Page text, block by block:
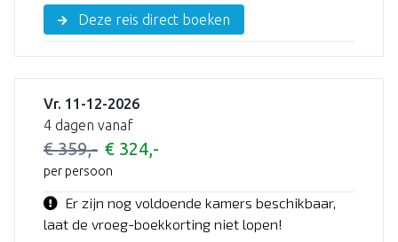
Deze reis direct boeken
Vr. 11-12-2026
4 dagen vanaf
€ 359,- € 324,-
per persoon
Er zijn nog voldoende kamers beschikbaar,
laat de vroeg-boekkorting niet lopen!